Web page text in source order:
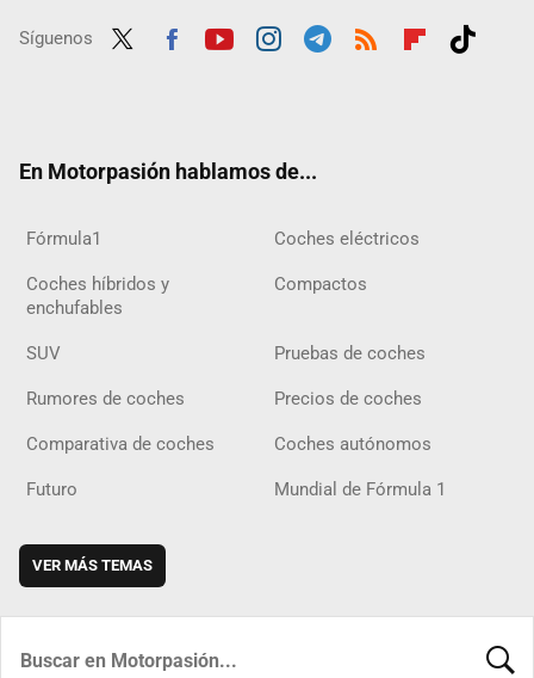
Síguenos
En Motorpasión hablamos de...
Fórmula1 Coches eléctricos
Coches híbridos y
enchufables
Compactos
SUV Pruebas de coches
Rumores de coches Precios de coches
Comparativa de coches Coches autónomos
Futuro Mundial de Fórmula 1
VER MÁS TEMAS